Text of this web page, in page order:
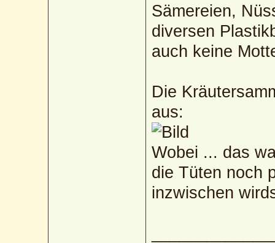
Sämereien,
diversen
auch keine
Die
aus:
Wobei ... das
die Tüten noch
inzwischen